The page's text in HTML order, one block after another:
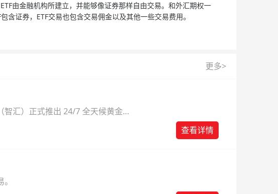
由金融机构所建立，并能够像证券那样自由交易。和外汇期权一
含证券，ETF交易也包含交易佣金以及其他一些交易费用。
更多>
汇）正式推出 24/7 全天候黄金
件及交易细则。
查看详情